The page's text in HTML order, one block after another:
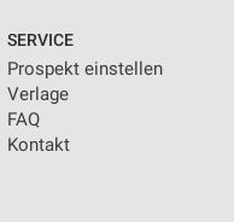
SERVICE
Prospekt einstellen
Verlage
FAQ
Kontakt